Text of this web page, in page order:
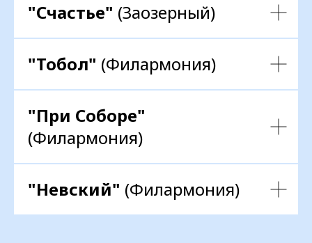
"Счастье" (Заозерный)
"Тобол" (Филармония)
"При Соборе"
(Филармония)
"Невский" (Филармония)
Политика в отношении обработки
персональных данных